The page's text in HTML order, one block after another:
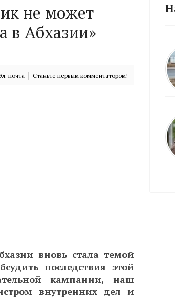
не может
в Абхазии»
почта Станьте первым комментатором!
вновь стала темой
последствия этой
кампании, наш
внутренних дел и